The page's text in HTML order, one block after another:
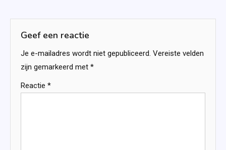
Geef een reactie
Je e-mailadres wordt niet gepubliceerd. Vereiste velden
zijn gemarkeerd met *
Reactie *